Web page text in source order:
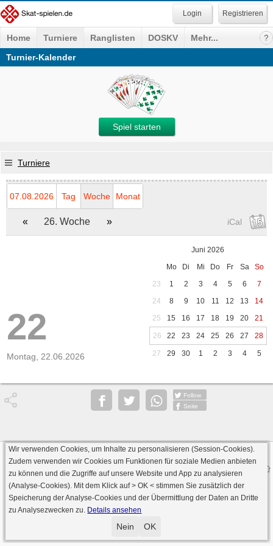
Registrieren
Home Turniere Ranglisten DOSKV
Mehr...
Turnier-Kalender
Spiel starten
Turniere
07.08.2026 Tag Woche Monat
« 26. Woche » iCal
22
Montag, 22.06.2026
Juni 2026
Mo
Di Mi Do Fr Sa
So
23
1 2 3 4 5 6
7
24
8 9 10 11 12 13
14
25
15 16 17 18 19 20 21
26 22 23 24 25 26 27 28
27 29 30 1 2 3 4 5
Follow
Seite
Datenschutz AGB
Impressum
· Serverversion: 2026 6.241 · registrierte Spieler: 501.048 ·
Online Skat Server: 142 (private Server:136)
Wir verwenden Cookies, um Inhalte zu personalisieren (Session-Cookies).
Zudem verwenden wir Cookies um Funktionen für soziale Medien anbieten
zu können und die Zugriffe auf unsere Website und App zu analysieren
(Analyse-Cookies). Mit dem Klick auf> OK < stimmen Sie zusätzlich der
Speicherung der Analyse-Cookies und der Übermittlung der Daten an Dritte
zu Analysezwecken zu. Details ansehen
Nein OK